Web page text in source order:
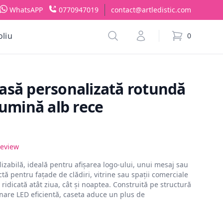
WhatsAPP 0770947019 contact@artledistic.com
Search Account 0
items in cart,
personalizată rotundă
alb rece
ideală pentru afișarea logo-ului, unui mesaj sau
pentru fațade de clădiri, vitrine sau spații comerciale
atât ziua, cât și noaptea. Construită pe structură
LED eficientă, caseta aduce un plus de